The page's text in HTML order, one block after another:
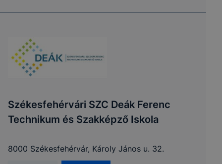
Székesfehérvári SZC Deák Ferenc
Technikum és Szakképző Iskola
8000 Székesfehérvár, Károly János u. 32.